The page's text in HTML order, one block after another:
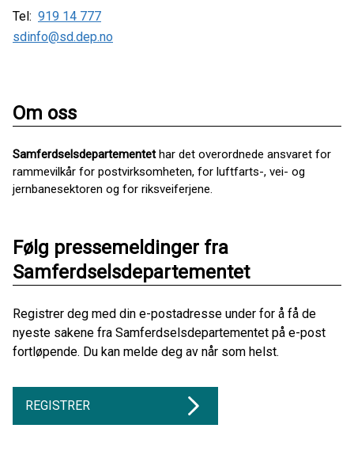
Tel: 919 14 777
sdinfo@sd.dep.no
Om oss
Samferdselsdepartementethar det overordnede ansvaret for
rammevilkår for postvirksomheten, for luftfarts-, vei- og
jernbanesektoren og for riksveiferjene.
Følg pressemeldinger fra
Samferdselsdepartementet
Registrer deg med din e-postadresse under for å få de
nyeste sakene fra Samferdselsdepartementet på e-post
fortløpende. Du kan melde deg av når som helst.
REGISTRER